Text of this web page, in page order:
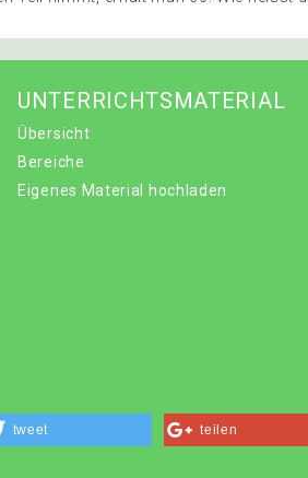
UNTERRICHTSMATERIAL
Übersicht
Bereiche
Eigenes Material hochladen
tweet teilen